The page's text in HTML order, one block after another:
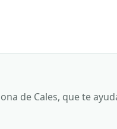
de Cales, que te